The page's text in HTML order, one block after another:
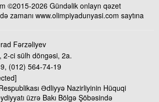
©2015-2026 Gündəlik onlayn qəzet
zamanı www.olimpiyadunyasi.com saytına
Fərzəliyev
2-ci sülh döngəsi, 2a.
(012) 564-74-19
Ədliyyə Nazirliyinin Hüquqi
üzrə Bakı Bölgə Şöbəsində